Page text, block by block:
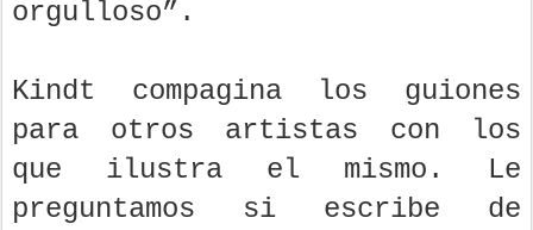
orgulloso”.
Kindt compagina los guiones
para otros artistas con los
que ilustra el mismo. Le
preguntamos si escribe de